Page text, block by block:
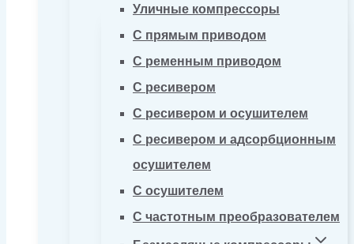
Уличные компрессоры
С прямым приводом
С ременным приводом
С ресивером
С ресивером и осушителем
С ресивером и адсорбционным
осушителем
С осушителем
С частотным преобразователем